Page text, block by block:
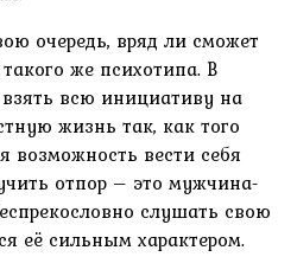
очередь, вряд ли сможет
же психотипа. В
всю инициативу на
жизнь так, как того
возможность вести себя
отпор – это мужчина-
слушать свою
её сильным характером.